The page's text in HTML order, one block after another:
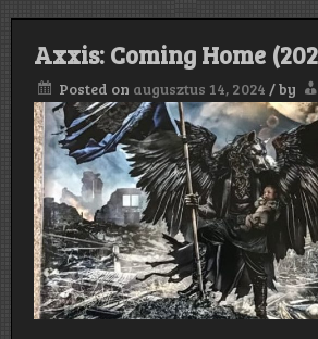
Axxis: Coming Home
Posted on augusztus 14, 2024 /by